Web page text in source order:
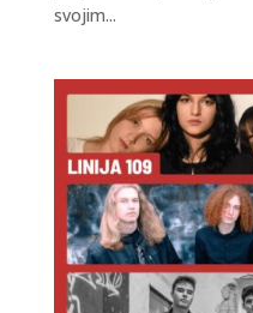
svojim...